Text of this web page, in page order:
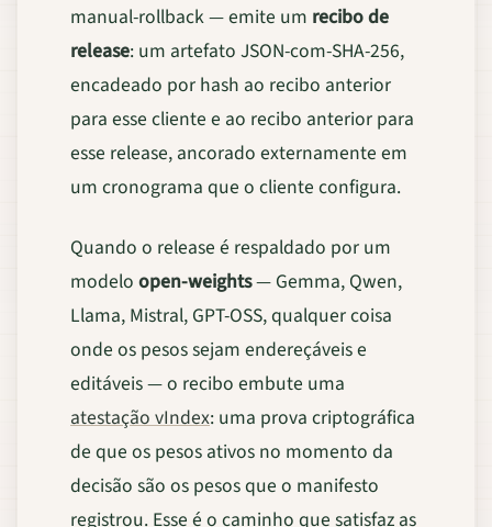
manual-rollback — emite um recibo de
release: um artefato JSON-com-SHA-256,
encadeado por hash ao recibo anterior
para esse cliente e ao recibo anterior para
esse release, ancorado externamente em
um cronograma que o cliente configura.
Quando o release é respaldado por um
modelo open-weights— Gemma, Qwen,
Llama, Mistral, GPT-OSS, qualquer coisa
onde os pesos sejam endereçáveis e
editáveis — o recibo embute uma
atestação vIndex: uma prova criptográfica
de que os pesos ativos no momento da
decisão são os pesos que o manifesto
registrou. Esse é o caminho que satisfaz as